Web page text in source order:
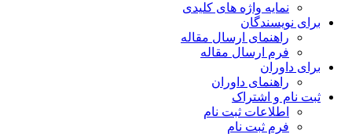
نمایه واژه های کلیدی
برای نویسندگان
راهنمای ارسال مقاله
فرم ارسال مقاله
برای داوران
راهنمای داوران
ثبت نام و اشتراک
اطلاعات ثبت نام
فرم ثبت نام